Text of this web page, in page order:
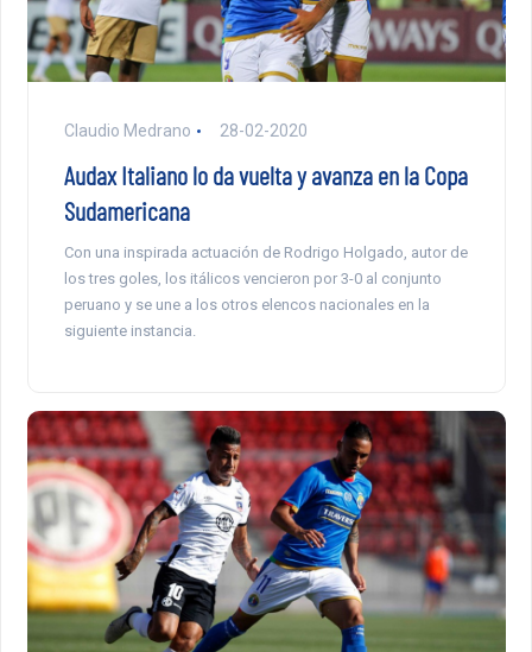
Claudio Medrano 28-02-2020
Audax Italiano lo da vuelta y avanza en la Copa
Sudamericana
Con una inspirada actuación de Rodrigo Holgado, autor de
los tres goles, los itálicos vencieron por 3-0 al conjunto
peruano y se une a los otros elencos nacionales en la
siguiente instancia.